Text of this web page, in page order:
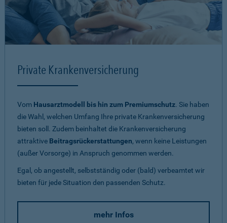
Private Krankenversicherung
Vom Hausarztmodell bis hin zum Premiumschutz. Sie haben
die Wahl, welchen Umfang Ihre private Krankenversicherung
bieten soll. Zudem beinhaltet die Krankenversicherung
attraktive Beitragsrückerstattungen, wenn keine Leistungen
(außer Vorsorge) in Anspruch genommen werden.
Egal, ob angestellt, selbstständig oder (bald) verbeamtet wir
bieten für jede Situation den passenden Schutz.
mehr Infos